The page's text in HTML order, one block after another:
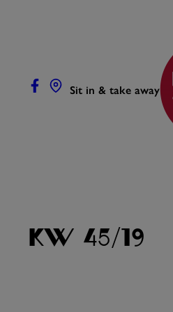
Sit in & take away
KW 45/19